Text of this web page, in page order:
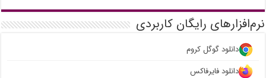
نرم‌افزارهای رایگان کاربردی
دانلود گوگل کروم
دانلود فایرفاکس